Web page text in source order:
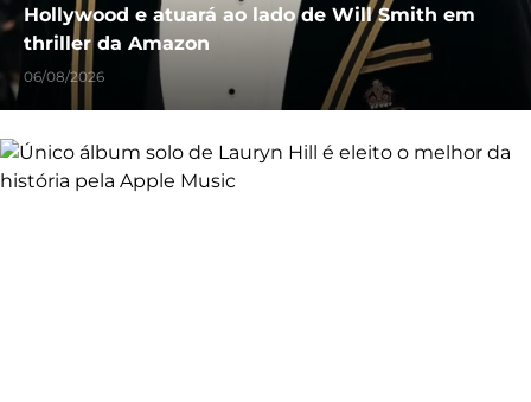
Hollywood e atuará ao lado de Will Smith em
thriller da Amazon
06/08/2026